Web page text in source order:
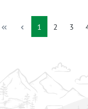
Seite
1 Seite
2 Seite
3